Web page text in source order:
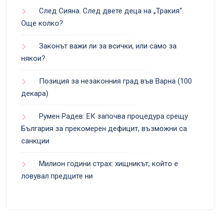
След Сияна. След двете деца на „Тракия“.
Още колко?
Законът важи ли за всички, или само за
някои?
Позиция за незаконния град във Варна (100
декара)
Румен Радев: ЕК започва процедура срещу
България за прекомерен дефицит, възможни са
санкции
Милион години страх: хищникът, който е
ловувал предците ни